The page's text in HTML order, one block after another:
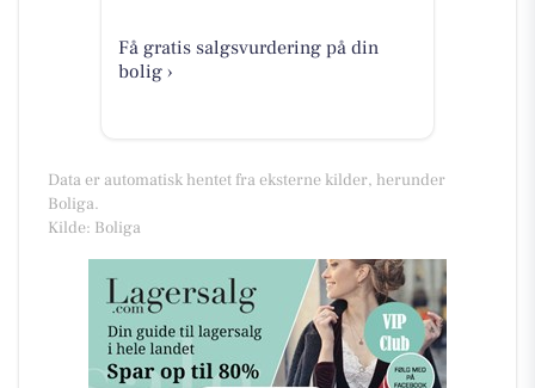
Få gratis salgsvurdering på din
bolig ›
Data er automatisk hentet fra eksterne kilder, herunder
Boliga.
Kilde: Boliga